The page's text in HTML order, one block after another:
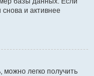
и активнее
можно легко получить